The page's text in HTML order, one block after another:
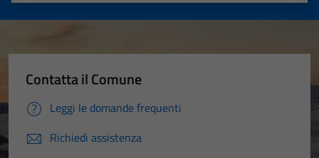
Contatta il Comune
Leggi le domande frequenti
Richiedi assistenza